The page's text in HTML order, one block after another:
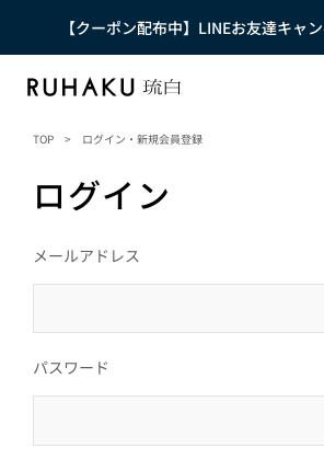
【クーポン配布中】LINEお友達キャ
TOP > ログイン・新規会員登録
ログイン
メールアドレス
パスワード